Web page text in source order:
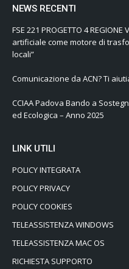
NEWS RECENTI
FSE 221 PROGETTO 4
artificiale come motore di
locali”
Comunicazione da ACN? Ti
CCIAA Padova Bando a
ed Ecologica – Anno 2025
LINK UTILI
POLICY INTEGRATA
POLICY PRIVACY
POLICY COOKIES
TELEASSISTENZA WINDOWS
TELEASSISTENZA MAC OS
RICHIESTA SUPPORTO